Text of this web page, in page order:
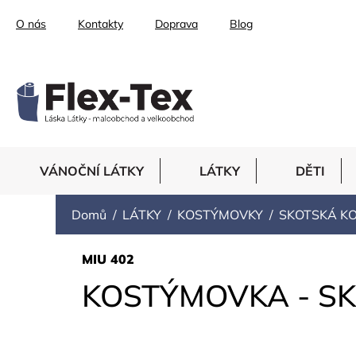
O nás Kontakty Doprava Blog
VÁNOČNÍ LÁTKY LÁTKY DĚTI
Domů LÁTKY KOSTÝMOVKY SKOTSKÁ
KOSTÝMOVKA -
MIU 402